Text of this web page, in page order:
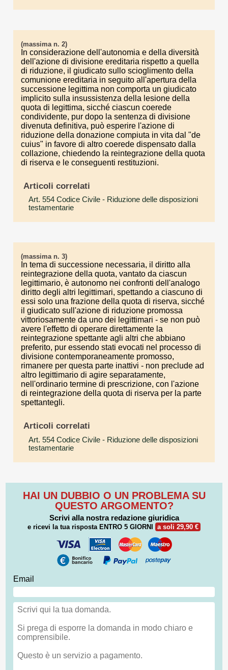
(massima n. 2)
In considerazione dell'autonomia e della diversità
dell'azione di divisione ereditaria rispetto a quella
di riduzione, il giudicato sullo scioglimento della
comunione ereditaria in seguito all'apertura della
successione legittima non comporta un giudicato
implicito sulla insussistenza della lesione della
quota di legittima, sicché ciascun coerede
condividente, pur dopo la sentenza di divisione
divenuta definitiva, può esperire l'azione di
riduzione della donazione compiuta in vita dal "de
cuius" in favore di altro coerede dispensato dalla
collazione, chiedendo la reintegrazione della quota
di riserva e le conseguenti restituzioni.
Articoli correlati
Art. 554 Codice Civile - Riduzione delle disposizioni
testamentarie
(massima n. 3)
In tema di successione necessaria, il diritto alla
reintegrazione della quota, vantato da ciascun
legittimario, è autonomo nei confronti dell'analogo
diritto degli altri legittimari, spettando a ciascuno di
essi solo una frazione della quota di riserva, sicché
il giudicato sull'azione di riduzione promossa
vittoriosamente da uno dei legittimari - se non può
avere l'effetto di operare direttamente la
reintegrazione spettante agli altri che abbiano
preferito, pur essendo stati evocati nel processo di
divisione contemporaneamente promosso,
rimanere per questa parte inattivi - non preclude ad
altro legittimario di agire separatamente,
nell'ordinario termine di prescrizione, con l'azione
di reintegrazione della quota di riserva per la parte
spettantegli.
Articoli correlati
Art. 554 Codice Civile - Riduzione delle disposizioni
testamentarie
HAI UN DUBBIO O UN PROBLEMA SU
QUESTO ARGOMENTO?
Scrivi alla nostra redazione giuridica
e ricevi la tua risposta ENTRO 5 GIORNI a soli 29,90 €
Email